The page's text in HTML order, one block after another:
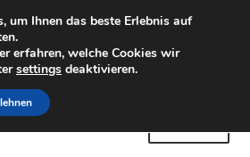
ab 6 EUR
Versand
564Mo-Fr 9-16 Uhr
um Ihnen das beste Erlebnis auf
erfahren, welche Cookies wir
settings deaktivieren.